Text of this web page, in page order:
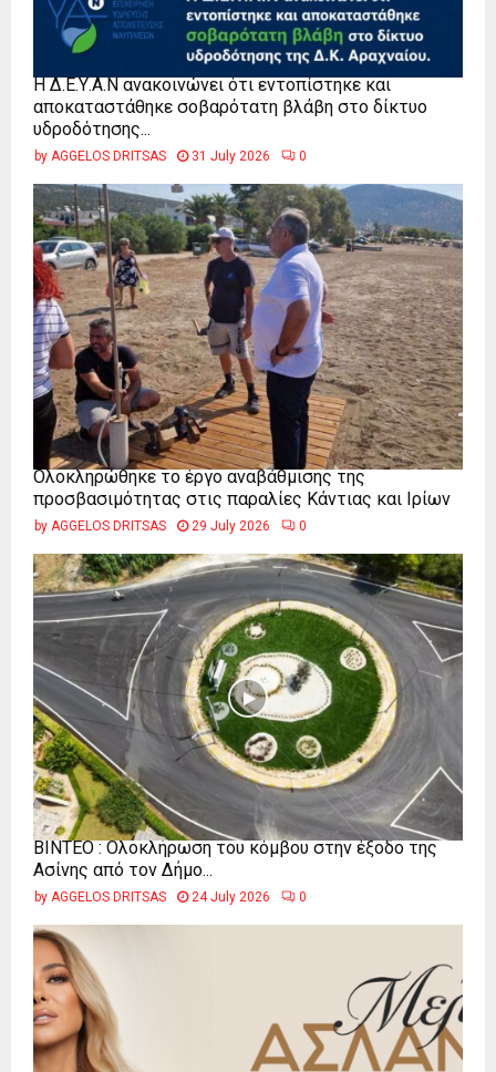
Η Δ.Ε.Υ.Α.Ν ανακοινώνει ότι εντοπίστηκε και
αποκαταστάθηκε σοβαρότατη βλάβη στο δίκτυο
υδροδότησης...
by AGGELOS DRITSAS 31 July 2026 0
Ολοκληρώθηκε το έργο αναβάθμισης της
προσβασιμότητας στις παραλίες Κάντιας και Ιρίων
by AGGELOS DRITSAS 29 July 2026 0
ΒΙΝΤΕΟ : Ολοκλήρωση του κόμβου στην έξοδο της
Ασίνης από τον Δήμο...
by AGGELOS DRITSAS 24 July 2026 0